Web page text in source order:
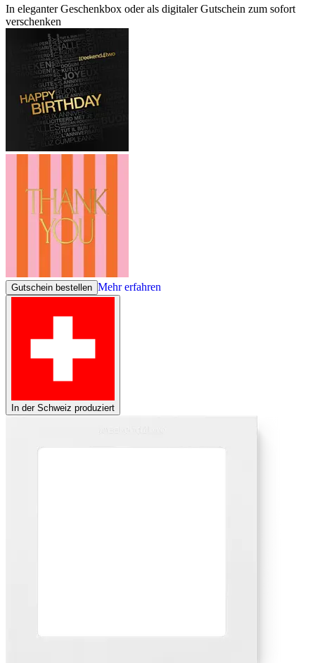
In eleganter Geschenkbox oder als digitaler Gutschein zum sofort
verschenken
Gutschein bestellen Mehr erfahren
In der Schweiz produziert